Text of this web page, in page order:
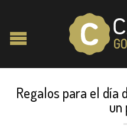
Regalos para el día
un